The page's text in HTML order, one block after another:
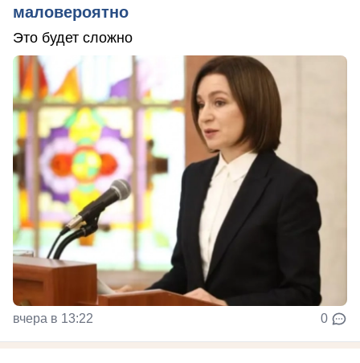
маловероятно
Это будет сложно
вчера в 13:22 0